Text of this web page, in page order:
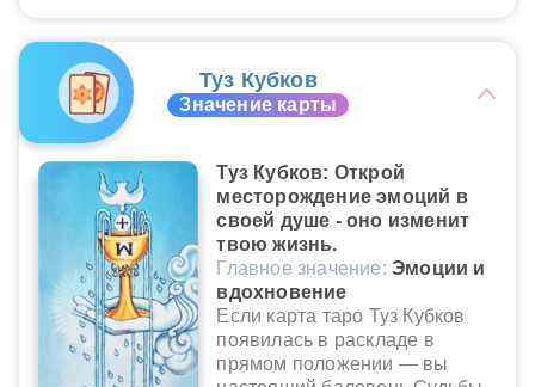
Туз Кубков
Значение карты
Туз Кубков: Открой
месторождение эмоций в
своей душе - оно изменит
твою жизнь.
Главное значение: Эмоции и
вдохновение
Если карта таро Туз Кубков
появилась в раскладе в
прямом положении — вы